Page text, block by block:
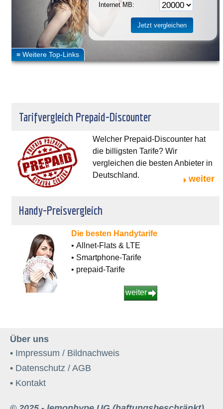
Internet MB:
Tarifvergleich Prepaid-Discounter
Welcher Prepaid-Discounter hat
die billigsten Tarife? Wir
vergleichen die besten Anbieter in
Deutschland.
weiter
Handy-Preisvergleich
Die besten Handytarife
• Allnet-Flats & LTE
• Smartphone-Tarife
• prepaid-Tarife
weiter
Über uns
• Impressum / Bildnachweis
• Datenschutz / AGB
• Kontakt